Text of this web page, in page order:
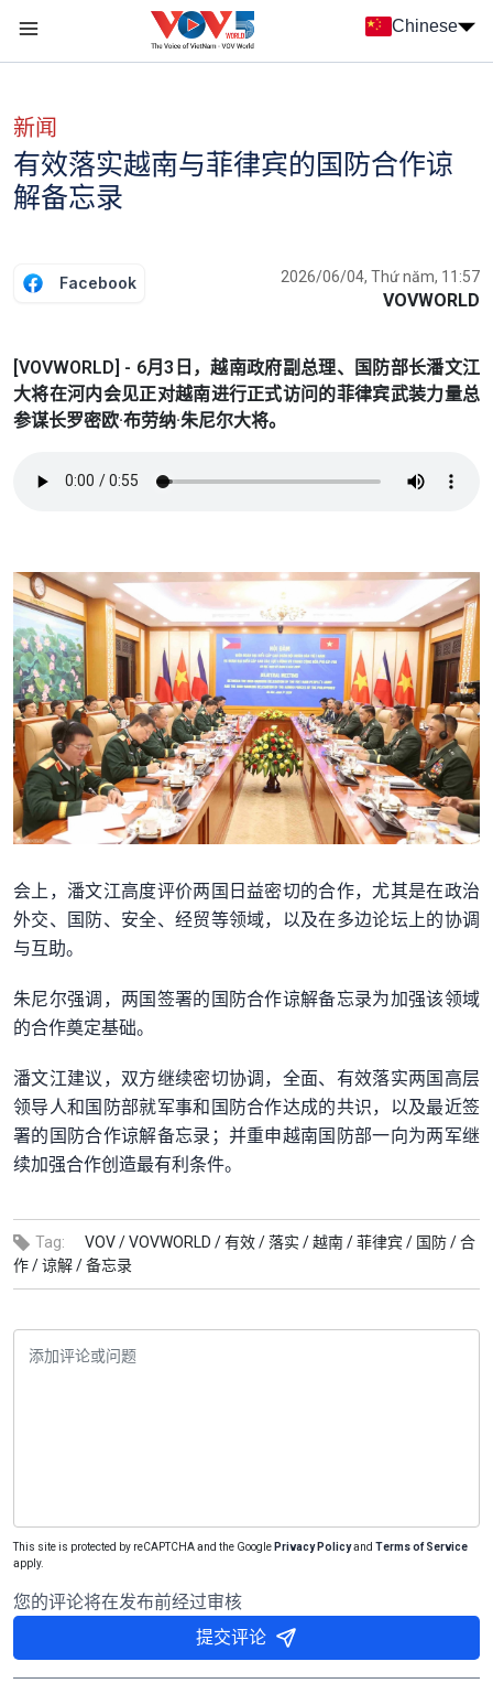
Chinese
新闻
有效落实越南与菲律宾的国防合作谅
解备忘录
Facebook 2026/06/04, Thứ năm, 11:57
VOVWORLD
[VOVWORLD] - 6月3日，越南政府副总理、国防部长潘文江
大将在河内会见正对越南进行正式访问的菲律宾武装力量总
参谋长罗密欧·布劳纳·朱尼尔大将。
会上，潘文江高度评价两国日益密切的合作，尤其是在政治
外交、国防、安全、经贸等领域，以及在多边论坛上的协调
与互助。
朱尼尔强调，两国签署的国防合作谅解备忘录为加强该领域
的合作奠定基础。
潘文江建议，双方继续密切协调，全面、有效落实两国高层
领导人和国防部就军事和国防合作达成的共识，以及最近签
署的国防合作谅解备忘录；并重申越南国防部一向为两军继
续加强合作创造最有利条件。
Tag: VOV /VOVWORLD /有效 /落实 /越南 /菲律宾 / 国防 /合
作 /谅解 /备忘录
This site is protected by reCAPTCHA and the Google Privacy Policyand Terms of Service
apply.
您的评论将在发布前经过审核
提交评论